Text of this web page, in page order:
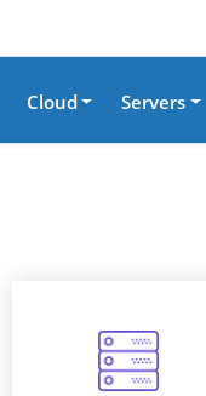
Cloud Servers